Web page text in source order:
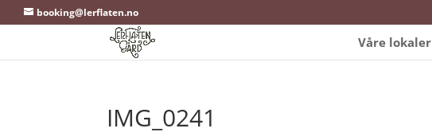
booking@lerflaten.no
Våre lokaler
IMG_0241